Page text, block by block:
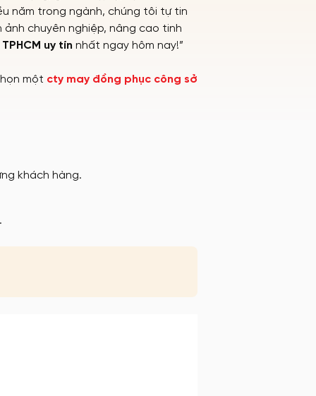
năm trong ngành, chúng tôi tự tin
chuyên nghiệp, nâng cao tinh
uy tín nhất ngay hôm nay!”
một cty may đồng phục công sở
khách hàng.